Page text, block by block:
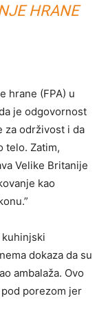
HRANE
hrane (FPA) u
je odgovornost
za održivost i da
telo. Zatim,
Velike Britanije
kao
kuhinjski
dokaza da su
ambalaža. Ovo
porezom jer